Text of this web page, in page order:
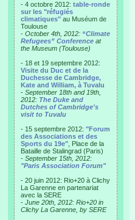
- 4 octobre 2012: table-ronde
sur les "réfugiés
climatiques" au Muséum de
Toulouse
- October 4th, 2012: “Climate
Refugees” Conference at
the Museum (Toulouse)
- 18 et 19 septembre 2012:
Visite du Duc et de la
Duchesse de Cambridge,
Kate and William, à Tuvalu
- September 18th and 19th,
2012: The Duke and
Dutches of Cambridge's
visit to Tuvalu
- 15 septembre 2012: "Forum
des Associations et des
Sports du 19e" , Place de la
Bataille de Stalingrad (Paris)
- September 15th, 2012:
"Paris Association Forum"
- 20 juin 2012: Rio+20 à Clichy
La Garenne en partenariat
avec la SERE
- June 20th, 2012: Rio+20 in
Clichy La Garenne, by SERE